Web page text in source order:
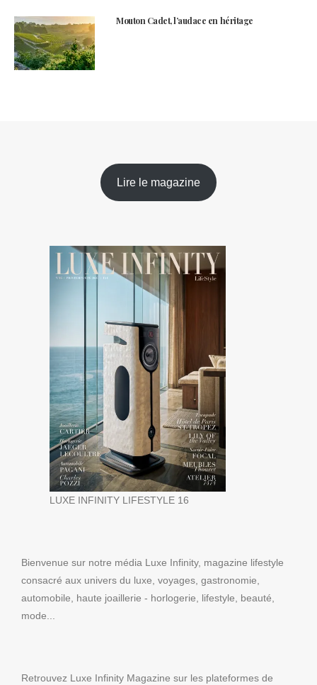
Mouton Cadet, l’audace en héritage
Lire le magazine
LUXE INFINITY LIFESTYLE 16
Bienvenue sur notre média Luxe Infinity, magazine lifestyle
consacré aux univers du luxe, voyages, gastronomie,
automobile, haute joaillerie - horlogerie, lifestyle, beauté,
mode...
Retrouvez Luxe Infinity Magazine sur les plateformes de